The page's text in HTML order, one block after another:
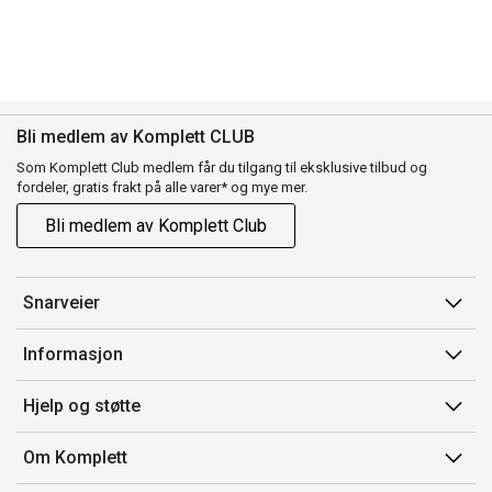
Bli medlem av Komplett CLUB
Som Komplett Club medlem får du tilgang til eksklusive tilbud og
fordeler, gratis frakt på alle varer* og mye mer.
Bli medlem av Komplett Club
Snarveier
Min side
Ordreoversikt
Flex
Komplett Club
Informasjon
Salgsbetingelser
Medlemsvilkår for Komplett Club
Merker/produsent
Hjelp og støtte
Kontakt oss
Kundeservice
Om Komplett